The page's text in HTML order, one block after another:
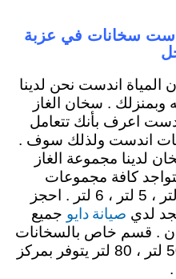
سخانات في عزبة
اندست نحن لدينا
وبمنزلك . سخان الغاز
اعرف بأنك تتعامل
اندست ولذلك سوف .
لدينا مجموعة الغاز
يتواجد كافة مجموعات
المياة لسخانات اندست 10 لتر ، 5 لتر ، 6 لتر . احجز
لدي صيانة دايو جميع
. قسم خاص بالسخانات
الكهربائية اندست 30 لتر ، 50 لتر ، 80 لتر يتوفر بمركز